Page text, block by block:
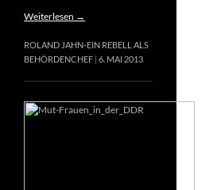
Weiterlesen →
ROLAND JAHN-EIN REBELL ALS
BEHÖRDENCHEF 6. MAI 2013